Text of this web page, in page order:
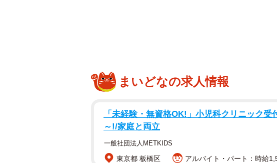
まいどなの求人情報
「未経験・無資格OK!」小児科クリニック受
～!/家庭と両立
一般社団法人METKIDS
東京都 板橋区 アルバイト・パート：時給